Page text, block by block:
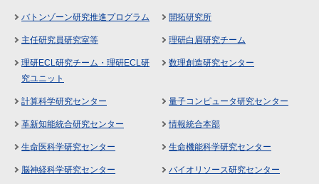
バトンゾーン研究推進プログラム 開拓研究所
主任研究員研究室等 理研白眉研究チーム
理研ECL研究チーム・理研ECL研
究ユニット
数理創造研究センター
計算科学研究センター 量子コンピュータ研究センター
革新知能統合研究センター 情報統合本部
生命医科学研究センター 生命機能科学研究センター
脳神経科学研究センター バイオリソース研究センター